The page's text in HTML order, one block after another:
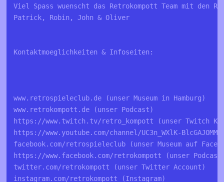
Viel Spass wuenscht das Retrokompott Team mit den
Patrick, Robin, John & Oliver
Kontaktmoeglichkeiten & Infoseiten:
www.retrospieleclub.de (unser Museum in Hamburg)
www.retrokompott.de (unser Podcast)
https://www.twitch.tv/retro_kompott (unser Twitch
https://www.youtube.com/channel/UC3n_WXlK-
facebook.com/retrospieleclub (unser Museum auf
https://www.facebook.com/retrokompott (unser Podcast
twitter.com/retrokompott (unser Twitter Account)
instagram.com/retrokompott (Instagram)